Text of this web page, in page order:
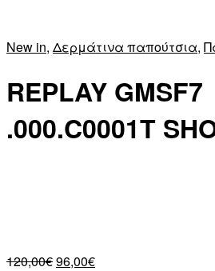
New in, Δερμάτινα παπούτσια,
REPLAY GMSF7
.000.C0001T
120,00€96,00€